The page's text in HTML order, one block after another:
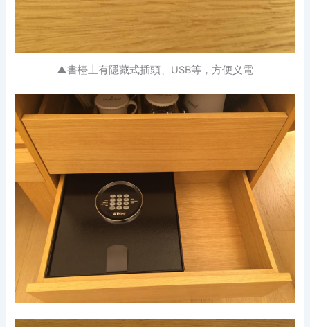
▲書檯上有隱藏式插頭、USB等，方便义電